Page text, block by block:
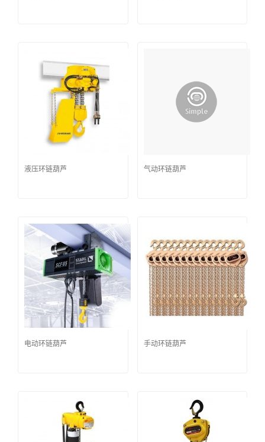
液压环链葫芦 气动环链葫芦
电动环链葫芦 手动环链葫芦